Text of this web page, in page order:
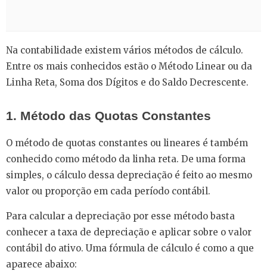
Na contabilidade existem vários métodos de cálculo.
Entre os mais conhecidos estão o Método Linear ou da
Linha Reta, Soma dos Dígitos e do Saldo Decrescente.
1. Método das Quotas Constantes
O método de quotas constantes ou lineares é também
conhecido como método da linha reta. De uma forma
simples, o cálculo dessa depreciação é feito ao mesmo
valor ou proporção em cada período contábil.
Para calcular a depreciação por esse método basta
conhecer a taxa de depreciação e aplicar sobre o valor
contábil do ativo. Uma fórmula de cálculo é como a que
aparece abaixo: